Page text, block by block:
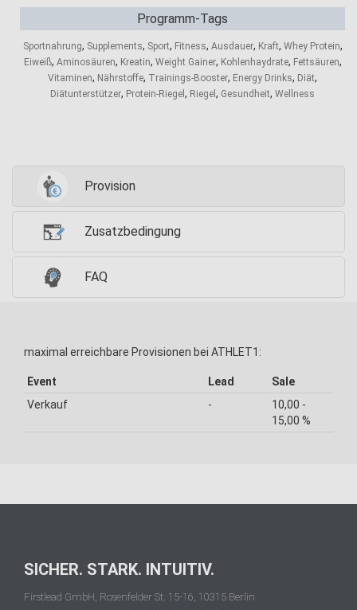
Programm-Tags
Sportnahrung, Supplements, Sport, Fitness, Ausdauer, Kraft, Whey Protein,
Eiweiß, Aminosäuren, Kreatin, Weight Gainer, Kohlenhaydrate, Fettsäuren,
Vitaminen, Nährstoffe, Trainings-Booster, Energy Drinks, Diät,
Diätunterstützer, Protein-Riegel , Riegel , Gesundheit, Wellness
Provision
Zusatzbedingung
FAQ
maximal erreichbare Provisionen bei ATHLET1:
Event Lead
Sale
Verkauf
-
10,00 -
15,00 %
SICHER. STARK. INTUITIV.
Firstlead GmbH, Rosenfelder St. 15-16, 10315 Berlin